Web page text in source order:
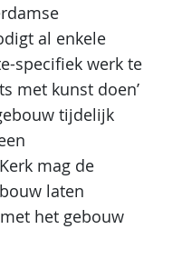
al enkele
specifiek werk te
met kunst doen’
tijdelijk
mag de
laten
het gebouw